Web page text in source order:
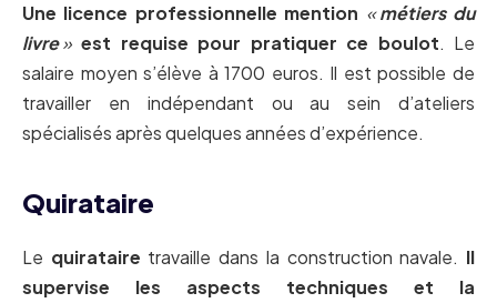
Une licence professionnelle mention «métiers du
livre» est requise pour pratiquer ce boulot. Le
salaire moyen s’élève à 1700 euros. Il est possible de
travailler en indépendant ou au sein d’ateliers
spécialisés après quelques années d’expérience.
Quirataire
Le quirataire travaille dans la construction navale. Il
supervise les aspects techniques et la